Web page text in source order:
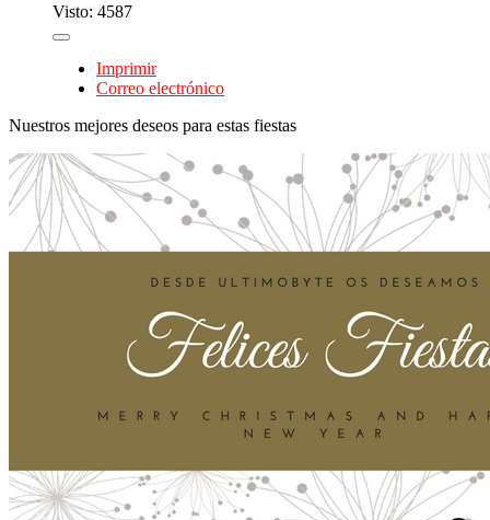
Visto: 4587
Imprimir
Correo electrónico
Nuestros mejores deseos para estas fiestas